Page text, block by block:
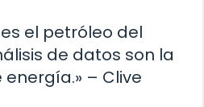
el petróleo del
de datos son la
– Clive